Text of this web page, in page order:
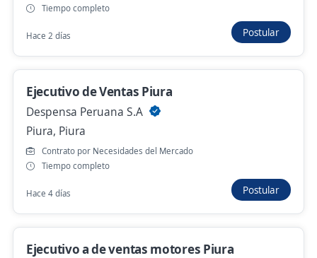
3,2
Impulsate
Hace 4 horas
¡Trabaja desde casa! Representante de
Ventas / Pc incluida / Turno Mañana / Piura
4,3
Konecta
Hace 4 horas
Tiempo completo
Hace 2 días Postular
Ejecutivo de Ventas Piura
Despensa Peruana S.A
Piura, Piura
Contrato por Necesidades del Mercado
Tiempo completo
Hace 4 días Postular
Ejecutivo a de ventas motores Piura